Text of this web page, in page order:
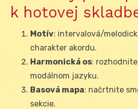
k hotovej
Motív: intervalová/
charakter akordu.
Harmonická os:
modálnom jazyku.
Basová mapa: načrtnite
sekcie.